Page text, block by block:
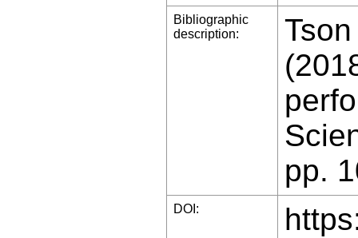
Bibliographic
description:
pp.
DOI: